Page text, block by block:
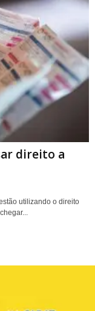
direito a
utilizando o direito